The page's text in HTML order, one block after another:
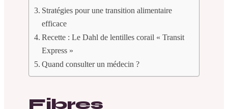
Stratégies pour une transition alimentaire
efficace
Recette : Le Dahl de lentilles corail « Transit
Express »
Quand consulter un médecin ?
Fibres